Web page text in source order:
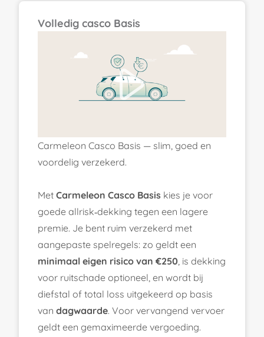
Volledig casco Basis
Carmeleon Casco Basis — slim, goed en
voordelig verzekerd.
Met Carmeleon Casco Basis kies je voor
goede allrisk‑dekking tegen een lagere
premie. Je bent ruim verzekerd met
aangepaste spelregels: zo geldt een
minimaal eigen risico van €250, is dekking
voor ruitschade optioneel, en wordt bij
diefstal of total loss uitgekeerd op basis
van dagwaarde. Voor vervangend vervoer
geldt een gemaximeerde vergoeding.